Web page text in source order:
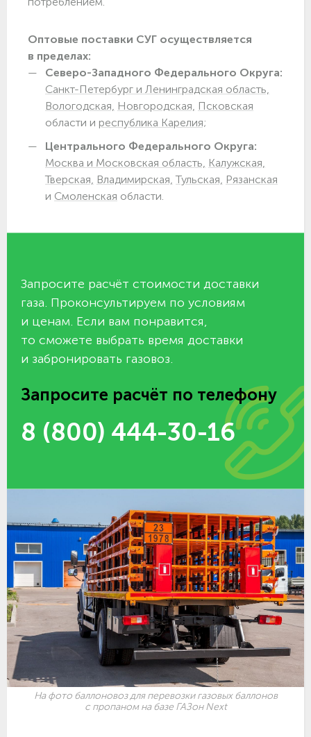
Оптовые поставки СУГ осуществляется
в пределах:
Северо-Западного Федерального Округа:
Санкт-Петербург и Ленинградская область,
Вологодская, Новгородская, Псковская
области и республика Карелия;
Центрального Федерального Округа:
Москва и Московская область, Калужская,
Тверская, Владимирская, Тульская, Рязанская
и Смоленская области.
Запросите расчёт стоимости доставки
газа. Проконсультируем по условиям
и ценам. Если вам понравится,
то сможете выбрать время доставки
и забронировать газовоз.
Запросите расчёт по телефону
8 (800) 444-30-16
На фото баллоновоз для перевозки газовых баллонов
с пропаном на базе ГАЗон Next